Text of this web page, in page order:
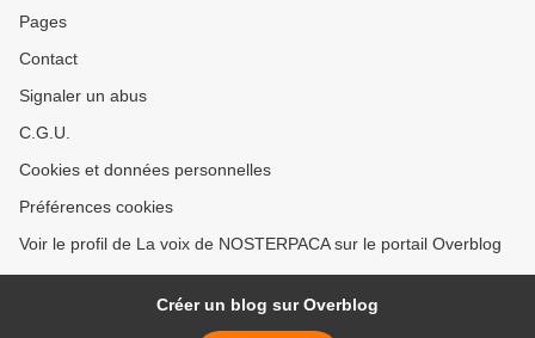
Pages
Contact
Signaler un abus
C.G.U.
Cookies et données personnelles
Préférences cookies
Voir le profil de La voix de NOSTERPACA sur le portail Overblog
Créer un blog sur Overblog